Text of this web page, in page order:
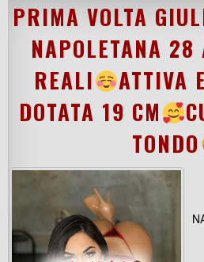
PRIMA VOLTA
NAPOLETANA 28
REALI
ATTIVA
DOTATA 19 CM
TONDO